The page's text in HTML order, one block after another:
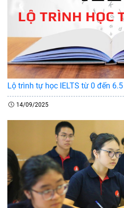
Lộ trình tự học IELTS từ 0 đến
14/09/2025